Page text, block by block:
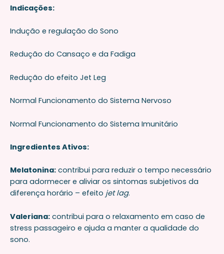
Indicações:
Indução e regulação do Sono
Redução do Cansaço e da Fadiga
Redução do efeito Jet Leg
Normal Funcionamento do Sistema Nervoso
Normal Funcionamento do Sistema Imunitário
Ingredientes Ativos:
Melatonina: contribui para reduzir o tempo necessário
para adormecer e aliviar os sintomas subjetivos da
diferença horário – efeito jet lag.
Valeriana: contribui para o relaxamento em caso de
stress passageiro e ajuda a manter a qualidade do
sono.